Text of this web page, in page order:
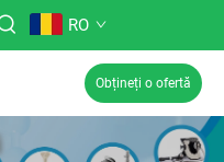
RO
Obțineți o ofertă